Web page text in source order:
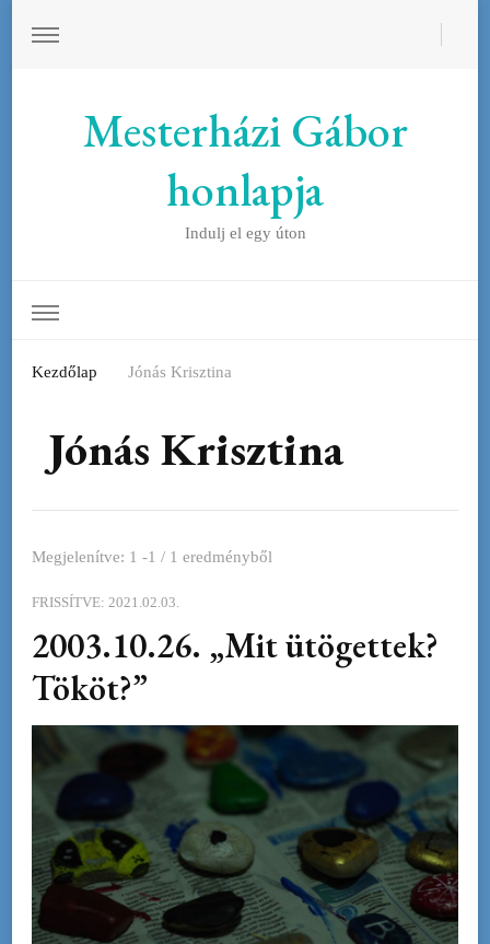
Mesterházi Gábor
honlapja
Indulj el egy úton
Kezdőlap Jónás Krisztina
Jónás Krisztina
Megjelenítve: 1 -1 / 1 eredményből
FRISSÍTVE: 2021.02.03.
2003.10.26. „Mit ütögettek?
Tököt?”